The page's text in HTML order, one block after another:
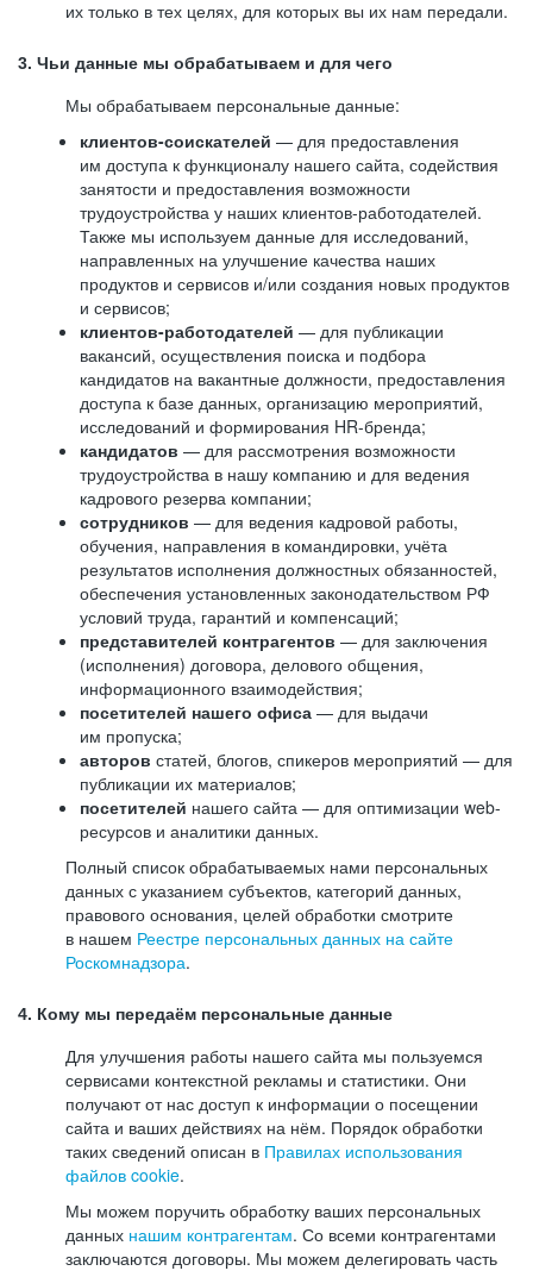
их только в тех целях, для которых вы их нам передали.
3. Чьи данные мы обрабатываем и для чего
Мы обрабатываем персональные данные:
клиентов-соискателей — для предоставления
им доступа к функционалу нашего сайта, содействия
занятости и предоставления возможности
трудоустройства у наших клиентов-работодателей.
Также мы используем данные для исследований,
направленных на улучшение качества наших
продуктов и сервисов и/или создания новых продуктов
и сервисов;
клиентов-работодателей — для публикации
вакансий, осуществления поиска и подбора
кандидатов на вакантные должности, предоставления
доступа к базе данных, организацию мероприятий,
исследований и формирования HR-бренда;
кандидатов — для рассмотрения возможности
трудоустройства в нашу компанию и для ведения
кадрового резерва компании;
сотрудников — для ведения кадровой работы,
обучения, направления в командировки, учёта
результатов исполнения должностных обязанностей,
обеспечения установленных законодательством РФ
условий труда, гарантий и компенсаций;
представителей контрагентов — для заключения
(исполнения) договора, делового общения,
информационного взаимодействия;
посетителей нашего офиса — для выдачи
им пропуска;
авторов статей, блогов, спикеров мероприятий — для
публикации их материалов;
посетителей нашего сайта — для оптимизации web-
ресурсов и аналитики данных.
Полный список обрабатываемых нами персональных
данных с указанием субъектов, категорий данных,
правового основания, целей обработки смотрите
в нашем Реестре персональных данных на сайте
Роскомнадзора.
4. Кому мы передаём персональные данные
Для улучшения работы нашего сайта мы пользуемся
сервисами контекстной рекламы и статистики. Они
получают от нас доступ к информации о посещении
сайта и ваших действиях на нём. Порядок обработки
таких сведений описан в Правилах использования
файлов cookie.
Мы можем поручить обработку ваших персональных
данных нашим контрагентам. Со всеми контрагентами
заключаются договоры. Мы можем делегировать часть